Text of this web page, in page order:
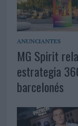
ANUNCIANTES
MG Spirit
estrategia
barcelonés